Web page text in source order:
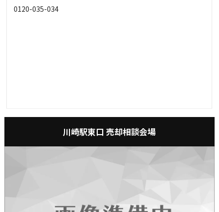
0120-035-034
川崎駅東口 売却相談会場